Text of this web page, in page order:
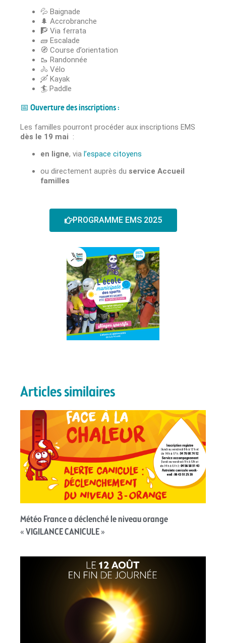
💦 Baignade
🌲 Accrobranche
🧗 Via ferrata
🧱 Escalade
🧭 Course d’orientation
🥾 Randonnée
🚴 Vélo
🛶 Kayak
🏄 Paddle
📅 Ouverture des inscriptions :
Les familles pourront procéder aux inscriptions EMS
dès le 19 mai :
en ligne, via l’espace citoyens
ou directement auprès du service Accueil
familles
PROGRAMME EMS 2025
Articles similaires
Météo France a déclenché le niveau orange
« VIGILANCE CANICULE »